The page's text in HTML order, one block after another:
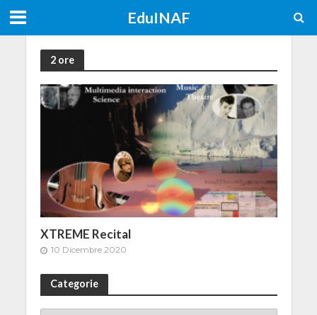
EduINAF
2 ore
XTREME Recital
10 Dicembre 2020
Categorie